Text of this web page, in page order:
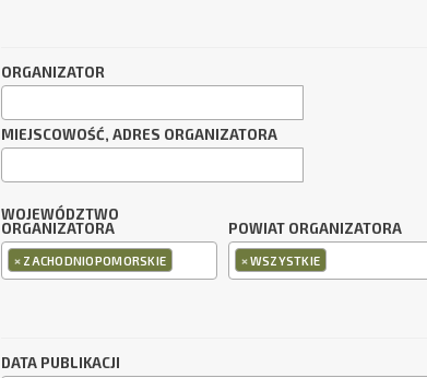
ORGANIZATOR
MIEJSCOWOŚĆ, ADRES ORGANIZATORA
WOJEWÓDZTWO
ORGANIZATORA
× ZACHODNIOPOMORSKIE
POWIAT ORGANIZATORA
×WSZYSTKIE
DATA PUBLIKACJI